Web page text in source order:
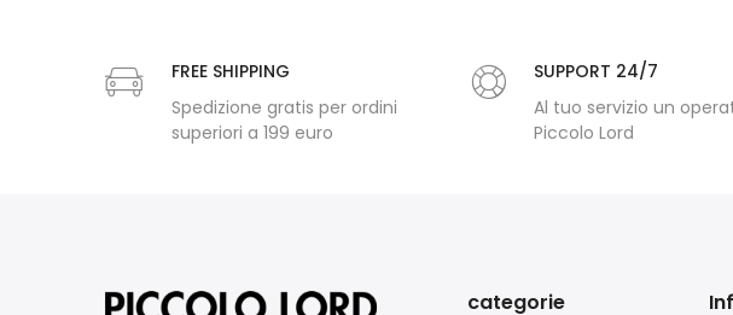
FREE SHIPPING
Spedizione gratis per ordini
superiori a 199 euro
SUPPORT 24/7
Al tuo servizio un
Piccolo Lord
categorie